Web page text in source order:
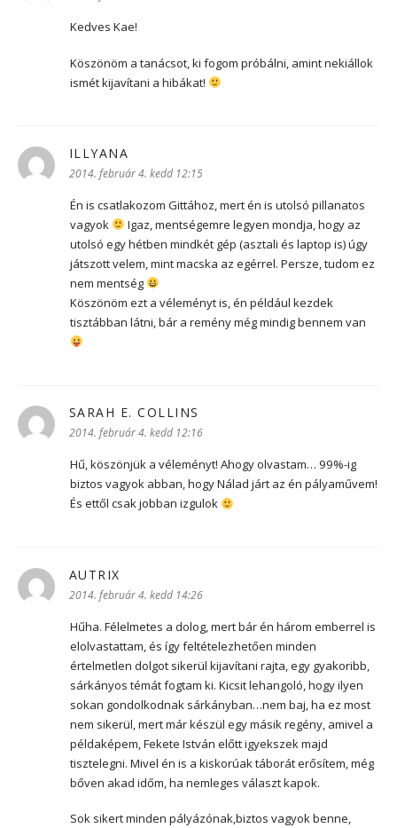
Kedves Kae!
Köszönöm a tanácsot, ki fogom próbálni, amint nekiállok
ismét kijavítani a hibákat!
ILLYANA
2014. február 4. kedd 12:15
Én is csatlakozom Gittához, mert én is utolsó pillanatos
vagyok
Igaz, mentségemre legyen mondja, hogy az
utolsó egy hétben mindkét gép (asztali és laptop is) úgy
játszott velem, mint macska az egérrel. Persze, tudom ez
nem mentség
Köszönöm ezt a véleményt is, én például kezdek
tisztábban látni, bár a remény még mindig bennem van
SARAH E. COLLINS
2014. február 4. kedd 12:16
Hű, köszönjük a véleményt! Ahogy olvastam… 99%-ig
biztos vagyok abban, hogy Nálad járt az én pályaművem!
És ettől csak jobban izgulok
AUTRIX
2014. február 4. kedd 14:26
Hűha. Félelmetes a dolog, mert bár én három emberrel is
elolvastattam, és így feltételezhetően minden
értelmetlen dolgot sikerül kijavítani rajta, egy gyakoribb,
sárkányos témát fogtam ki. Kicsit lehangoló, hogy ilyen
sokan gondolkodnak sárkányban…nem baj, ha ez most
nem sikerül, mert már készül egy másik regény, amivel a
példaképem, Fekete István előtt igyekszek majd
tisztelegni. Mivel én is a kiskorúak táborát erősítem, még
bőven akad időm, ha nemleges választ kapok.
Sok sikert minden pályázónak,biztos vagyok benne,